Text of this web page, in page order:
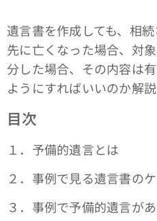
遺言書を作成しても、相
先に亡くなった場合、対
分した場合、その内容は
ようにすればいいのか解説
目次
１．予備的遺言とは
２．事例で見る遺言書の
３．事例で予備的遺言が